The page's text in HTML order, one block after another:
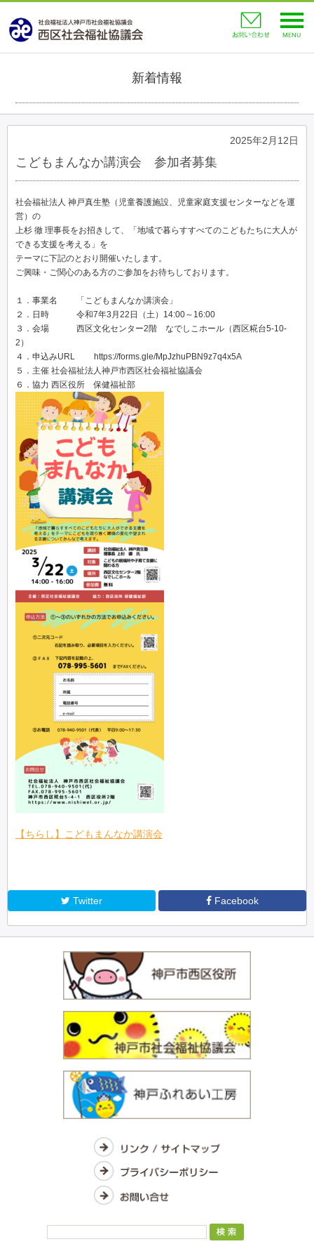
新着情報
2025年2月12日
こどもまんなか講演会 参加者募集
社会福祉法人 神戸真生塾（児童養護施設、児童家庭支援センターなどを運
営）の
上杉 徹 理事長をお招きして、「地域で暮らすすべてのこどもたちに大人が
できる支援を考える」を
テーマに下記のとおり開催いたします。
ご興味・ご関心のある方のご参加をお待ちしております。
１．事業名 「こどもまんなか講演会」
２．日時 令和7年3月22日（土）14:00～16:00
３．会場 西区文化センター2階 なでしこホール（西区糀台5-10-
2）
４．申込みURL https://forms.gle/MpJzhuPBN9z7q4x5A
５．主催 社会福祉法人神戸市西区社会福祉協議会
６．協力 西区役所 保健福祉部
【ちらし】こどもまんなか講演会
Twitter Facebook